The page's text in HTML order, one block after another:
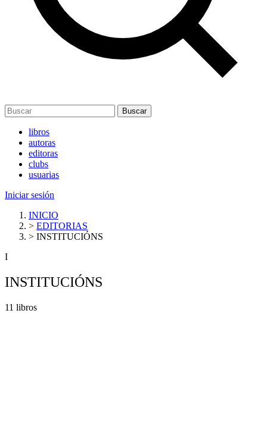
Buscar
libros
autoras
editoras
clubs
usuarias
Iniciar sesión
INICIO
> EDITORIAS
> INSTITUCIÓNS
I
INSTITUCIÓNS
11 libros